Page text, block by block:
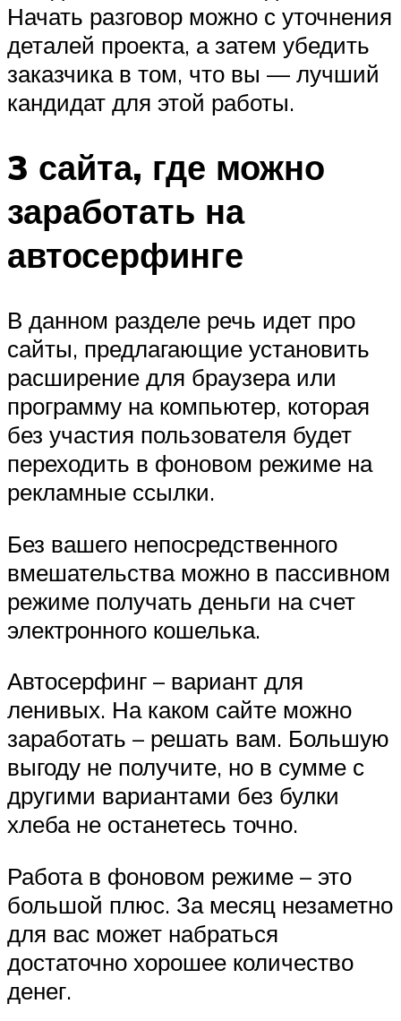
Начать разговор можно с уточнения
деталей проекта, а затем убедить
заказчика в том, что вы — лучший
кандидат для этой работы.
3 сайта, где можно
заработать на
автосерфинге
В данном разделе речь идет про
сайты, предлагающие установить
расширение для браузера или
программу на компьютер, которая
без участия пользователя будет
переходить в фоновом режиме на
рекламные ссылки.
Без вашего непосредственного
вмешательства можно в пассивном
режиме получать деньги на счет
электронного кошелька.
Автосерфинг – вариант для
ленивых. На каком сайте можно
заработать – решать вам. Большую
выгоду не получите, но в сумме с
другими вариантами без булки
хлеба не останетесь точно.
Работа в фоновом режиме – это
большой плюс. За месяц незаметно
для вас может набраться
достаточно хорошее количество
денег.